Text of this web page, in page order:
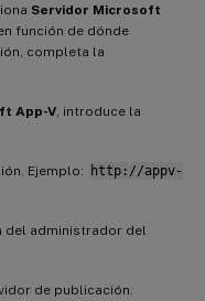
Servidor Microsoft
función de dónde
completa la
App-V , introduce la
Ejemplo:
http://appv-
del administrador del
de publicación.